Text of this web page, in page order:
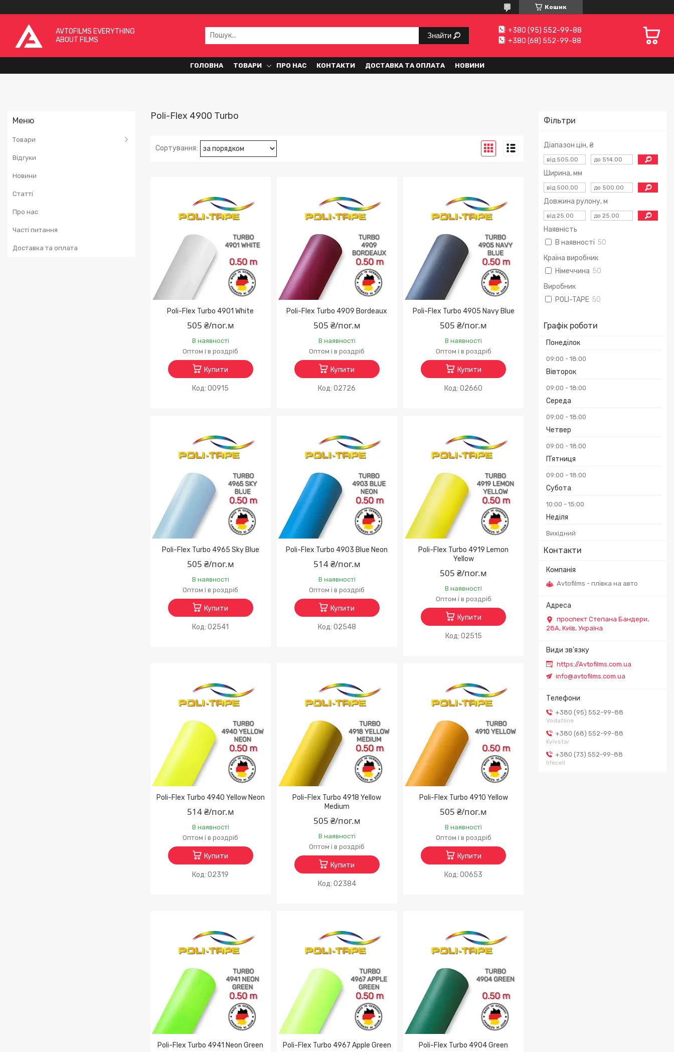
Кошик
AVTOFILMS EVERYTHING
ABOUT FILMS
Знайти
+380 (95) 552-99-88
+380 (68) 552-99-88
ГОЛОВНА ТОВАРИ ПРО НАС КОНТАКТИ ДОСТАВКА ТА ОПЛАТА НОВИНИ
Товари
Відгуки
Новини
Статті
Про нас
Часті питання
Доставка та оплата
Фільтри
Діапазон цін, ₴
Ширина, мм
Довжина рулону, м
Наявність
В наявності 50
Країна виробник
Німеччина 50
Виробник
POLI-TAPE 50
Графік роботи
Понеділок
09:00 18:00
Вівторок
09:00 18:00
Середа
09:00 18:00
Четвер
09:00 18:00
Пʼятниця
09:00 18:00
Субота
10:00 15:00
Неділя
Вихідний
Контакти
Avtofilms - плівка на авто
проспект Степана Бандери,
28А, Київ, Україна
https://Avtofilms.com.ua
info@avtofilms.com.ua
+380 (95) 552-99-88
Vodafone
+380 (68) 552-99-88
Kyivstar
+380 (73) 552-99-88
lifecell
Poli-Flex 4900 Turbo
Poli-Flex Turbo 4901 White
505 ₴/пог.м
В наявності
Оптом і в роздріб
Купити
00915
Poli-Flex Turbo 4909 Bordeaux
505 ₴/пог.м
В наявності
Оптом і в роздріб
Купити
02726
Poli-Flex Turbo 4905 Navy Blue
505 ₴/пог.м
В наявності
Оптом і в роздріб
Купити
02660
Poli-Flex Turbo 4965 Sky Blue
505 ₴/пог.м
В наявності
Оптом і в роздріб
Купити
02541
Poli-Flex Turbo 4903 Blue Neon
514 ₴/пог.м
В наявності
Оптом і в роздріб
Купити
02548
Poli-Flex Turbo 4919 Lemon
Yellow
505 ₴/пог.м
В наявності
Оптом і в роздріб
Купити
02515
Poli-Flex Turbo 4940 Yellow Neon
514 ₴/пог.м
В наявності
Оптом і в роздріб
Купити
02319
Poli-Flex Turbo 4918 Yellow
Medium
505 ₴/пог.м
В наявності
Оптом і в роздріб
Купити
02384
Poli-Flex Turbo 4910 Yellow
505 ₴/пог.м
В наявності
Оптом і в роздріб
Купити
00653
Poli-Flex Turbo 4941 Neon Green Poli-Flex Turbo 4967 Apple Green Poli-Flex Turbo 4904 Green